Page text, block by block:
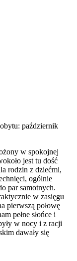
październik
w spokojnej
jest tu dość
rodzin z dziećmi,
ogólnie
par samotnych.
w zasięgu
pierwszą połowę
pełne słońce i
w nocy i z racji
dawały się